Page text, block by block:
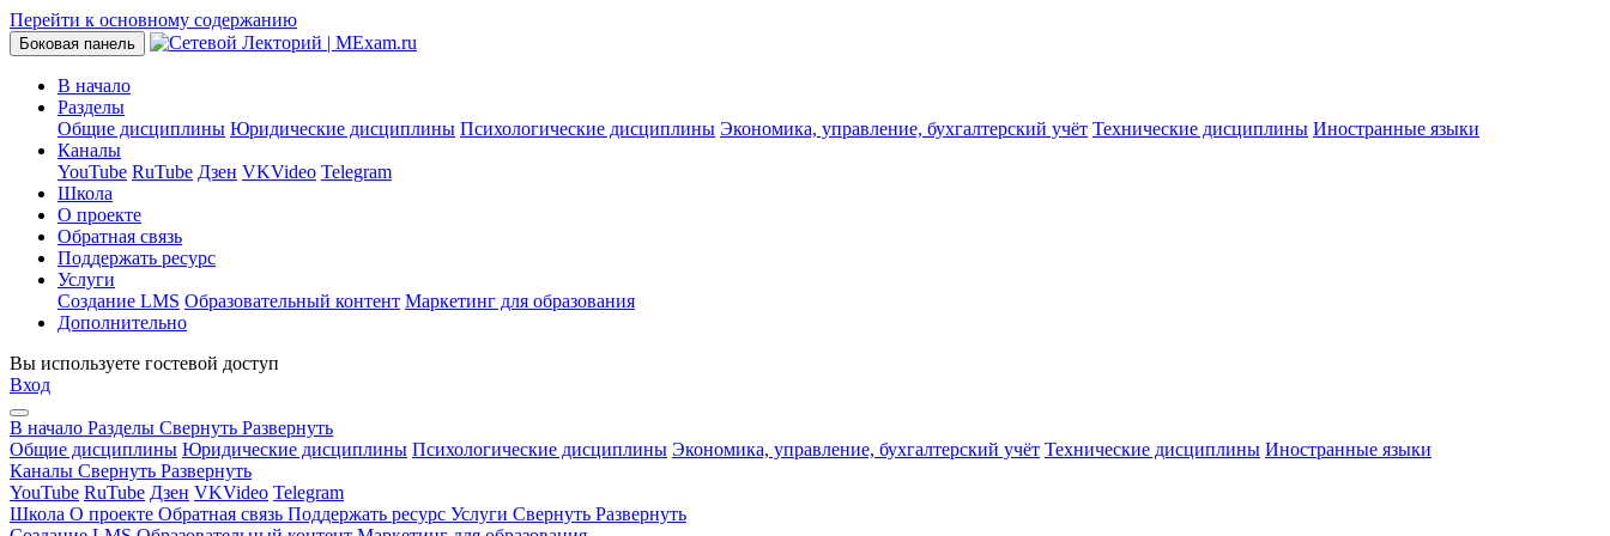
Перейти к основному содержанию
Боковая панель
В начало
Разделы
Общие дисциплины Юридические дисциплины Психологические дисциплины Экономика, управление, бухгалтерский учёт Технические дисциплины Иностранные языки
Каналы
YouTube RuTube Дзен VKVideo Telegram
Школа
О проекте
Обратная связь
Поддержать ресурс
Услуги
Создание LMS Образовательный контент Маркетинг для образования
Дополнительно
Вы используете гостевой доступ
Вход
В начало Разделы Свернуть Развернуть
Общие дисциплины Юридические дисциплины Психологические дисциплины Экономика, управление, бухгалтерский учёт Технические дисциплины Иностранные языки
Каналы Свернуть Развернуть
YouTube RuTube Дзен VKVideo Telegram
Школа О проекте Обратная связь Поддержать ресурс Услуги Свернуть Развернуть